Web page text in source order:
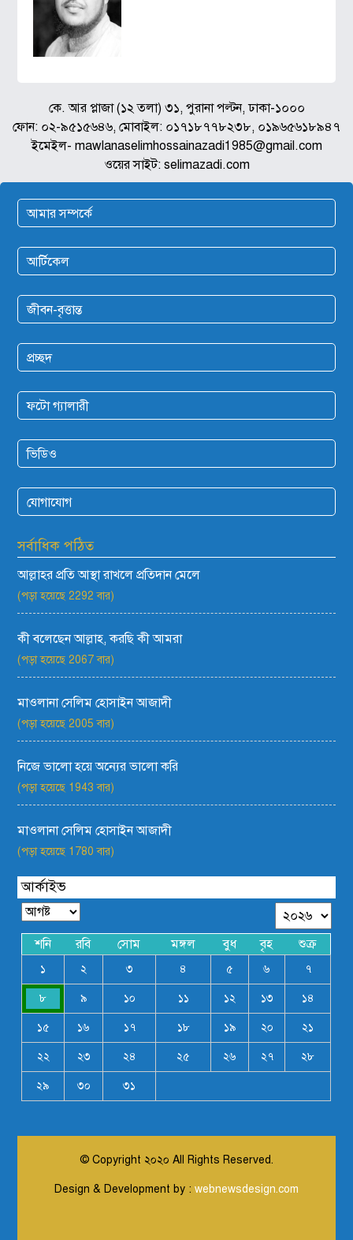
কে. আর প্লাজা (১২ তলা) ৩১, পুরানা পল্টন, ঢাকা-১০০০
ফোন: ০২-৯৫১৫৬৪৬, মোবাইল: ০১৭১৮৭৭৮২৩৮, ০১৯৬৫৬১৮৯৪৭
ইমেইল- mawlanaselimhossainazadi1985@gmail.com
ওয়ের সাইট: selimazadi.com
আমার সম্পর্কে
আর্টিকেল
জীবন-বৃত্তান্ত
প্রচ্ছদ
ফটো গ্যালারী
ভিডিও
যোগাযোগ
সর্বাধিক পঠিত
আল্লাহর প্রতি আস্থা রাখলে প্রতিদান মেলে
(পড়া হয়েছে 2292 বার)
কী বলেছেন আল্লাহ, করছি কী আমরা
(পড়া হয়েছে 2067 বার)
মাওলানা সেলিম হোসাইন আজাদী
(পড়া হয়েছে 2005 বার)
নিজে ভালো হয়ে অন্যের ভালো করি
(পড়া হয়েছে 1943 বার)
মাওলানা সেলিম হোসাইন আজাদী
(পড়া হয়েছে 1780 বার)
আর্কাইভ
শনি রবি সোম মঙ্গল বুধ বৃহ শুক্র
১ ২ ৩ ৪ ৫ ৬ ৭
৮ ৯ ১০ ১১ ১২ ১৩ ১৪
১৫ ১৬ ১৭ ১৮ ১৯ ২০ ২১
২২ ২৩ ২৪ ২৫ ২৬ ২৭ ২৮
২৯ ৩০ ৩১
© Copyright ২০২০ All Rights Reserved.
Design & Development by : webnewsdesign.com